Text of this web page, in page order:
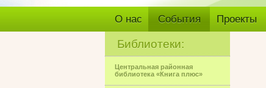
О нас События Проекты
Библиотеки:
Центральная районная
библиотека «Книга плюс»